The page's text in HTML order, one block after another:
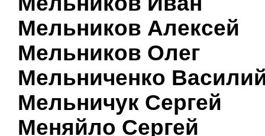
Мельников Алексей
Мельников Олег
Мельниченко
Мельничук Сергей
Меняйло Сергей